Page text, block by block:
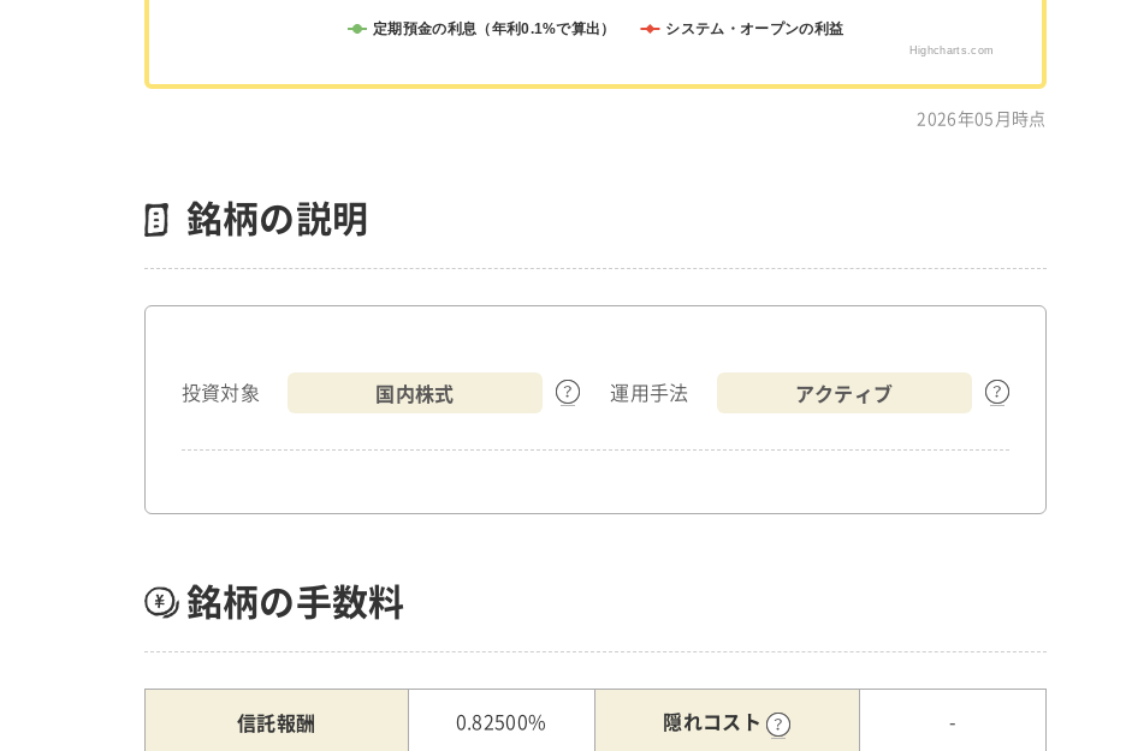
定期預金の利息（年利0.1%で算出） システム・オープンの利益
Highcharts.com
2026年05月時点
銘柄の説明
投資対象 国内株式 運用手法 アクティブ
銘柄の手数料
信託報酬 0.82500% 隠れコスト -